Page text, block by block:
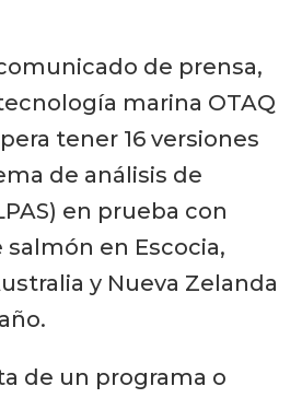
de prensa,
marina OTAQ
tener 16 versiones
de análisis de
en prueba con
en Escocia,
y Nueva Zelanda
de un programa o